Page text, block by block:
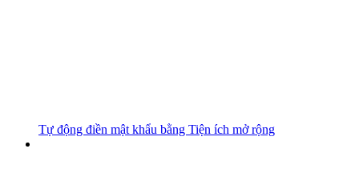
Tự động điền mật khẩu bằng Tiện ích mở rộng